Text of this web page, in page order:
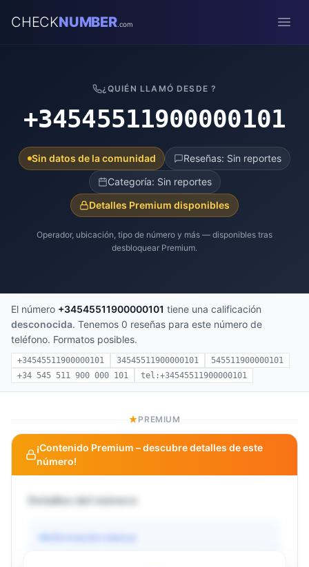
CHECKNUMBER.com
¿QUIÉN LLAMÓ DESDE ?
+34545511900000101
Sin datos de la comunidad
Reseñas: Sin reportes
Categoría: Sin reportes
Detalles Premium disponibles
Operador, ubicación, tipo de número y más — disponibles tras
desbloquear Premium.
El número +34545511900000101 tiene una calificación
desconocida. Tenemos 0 reseñas para este número de
teléfono. Formatos posibles.
+34545511900000101 34545511900000101
545511900000101
+34 545 511 900 000 101
tel:+34545511900000101
PREMIUM
¡Contenido Premium – descubre detalles de este
número!
Detalles del número
Información básica